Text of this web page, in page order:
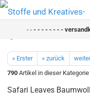
- - - - - - - -
« Erster « zurück
790 Artikel in dieser Kategorie
Safari Leaves